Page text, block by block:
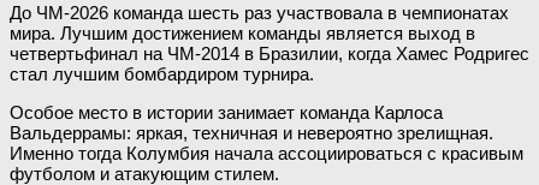
До ЧМ-2026 команда шесть раз участвовала в чемпионатах
мира. Лучшим достижением команды является выход в
четвертьфинал на ЧМ-2014 в Бразилии, когда Хамес Родригес
стал лучшим бомбардиром турнира.
Особое место в истории занимает команда Карлоса
Вальдеррамы: яркая, техничная и невероятно зрелищная.
Именно тогда Колумбия начала ассоциироваться с красивым
футболом и атакующим стилем.